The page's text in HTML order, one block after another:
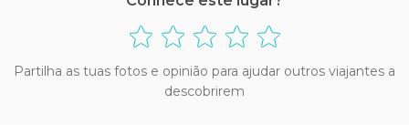
Partilha as tuas fotos e opinião para ajudar outros viajantes a
descobrirem